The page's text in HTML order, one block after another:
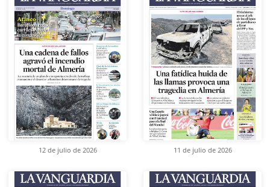
12 de julio de 2026 11 de julio de 2026